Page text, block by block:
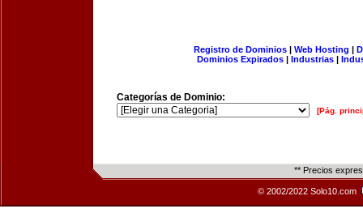
Registro de Dominios| Web Hosting |
Dominios Expirados | Industrias |
Categorías de Dominio:
[Pág.
** Precios
© 2002/2022 Solo10.com